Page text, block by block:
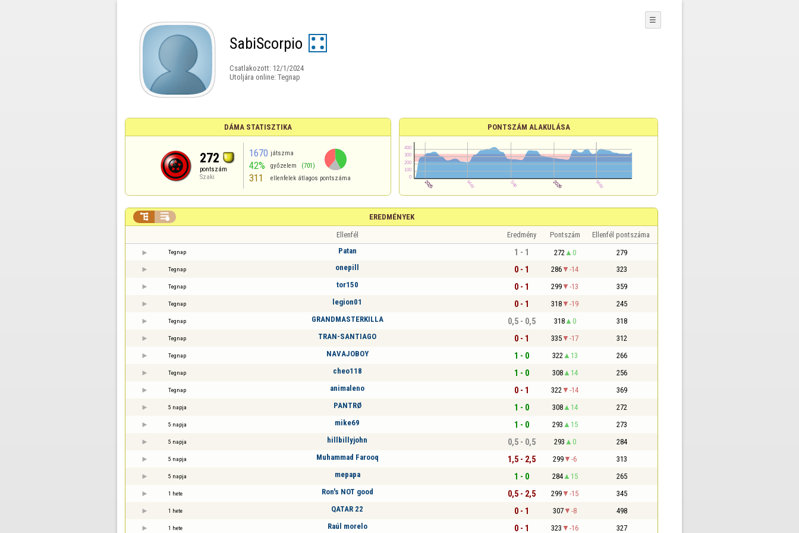
SabiScorpio
Csatlakozott: 12/1/2024
Utoljára online: Tegnap
☰
DÁMA STATISZTIKA
272
pontszám
Szaki
1670 játszma
42% győzelem (701)
311 ellenfelek átlagos pontszáma
PONTSZÁM ALAKULÁSA
EREDMÉNYEK
 
Ellenfél Eredmény Pontszám Ellenfél pontszáma
Tegnap Patan 1 - 1 272 0 279
Tegnap onepill 0 - 1 286 -14 323
Tegnap tor150 0 - 1 299 -13 359
Tegnap legion01 0 - 1 318 -19 245
Tegnap GRANDMASTERKILLA 0,5 - 0,5 318 0 318
Tegnap TRAN-SANTIAGO 0 - 1 335 -17 312
Tegnap NAVAJOBOY 1 - 0 322 13 266
Tegnap cheo118 1 - 0 308 14 256
Tegnap animaleno 0 - 1 322 -14 369
5 napja PANTRØ 1 - 0 308 14 272
5 napja mike69 1 - 0 293 15 273
5 napja hillbillyjohn 0,5 - 0,5 293 0 284
5 napja Muhammad Farooq 1,5 - 2,5 299 -6 313
5 napja mepapa 1 - 0 284 15 265
1 hete Ron's NOT good 0,5 - 2,5 299 -15 345
1 hete QATAR 22 0 - 1 307 -8 498
1 hete Raúl morelo 0 - 1 323 -16 327